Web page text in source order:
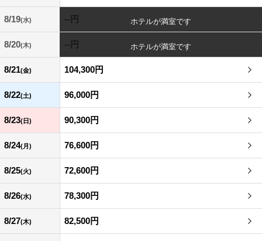
8/19(水) --円
8/20(木) --円
8/21(金) 104,300円
8/22(土) 96,000円
8/23(日) 90,300円
8/24(月) 76,600円
8/25(火) 72,600円
8/26(水) 78,300円
8/27(木) 82,500円